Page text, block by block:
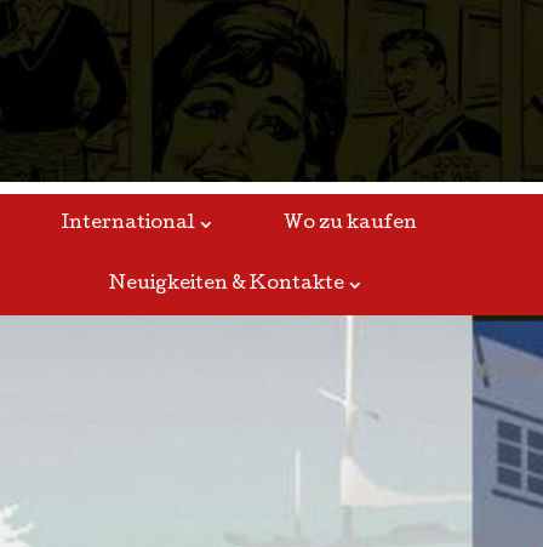
International Wo zu kaufen
Neuigkeiten & Kontakte